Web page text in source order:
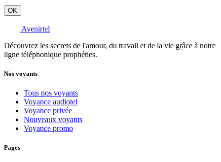
OK
Avenirtel
Découvrez les secrets de l'amour, du travail et de la vie grâce à notre
ligne téléphonique prophéties.
Nos voyants
Tous nos voyants
Voyance audiotel
Voyance privée
Nouveaux voyants
Voyance promo
Pages